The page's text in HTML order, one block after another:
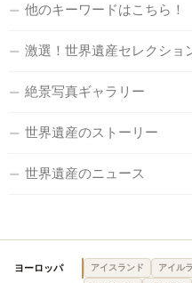
他のキーワードはこちら！
激選！世界遺産セレクショ
絶景写真ギャラリー
世界遺産のストーリー
世界遺産のニュース
ヨーロッパ アイスランド アイル